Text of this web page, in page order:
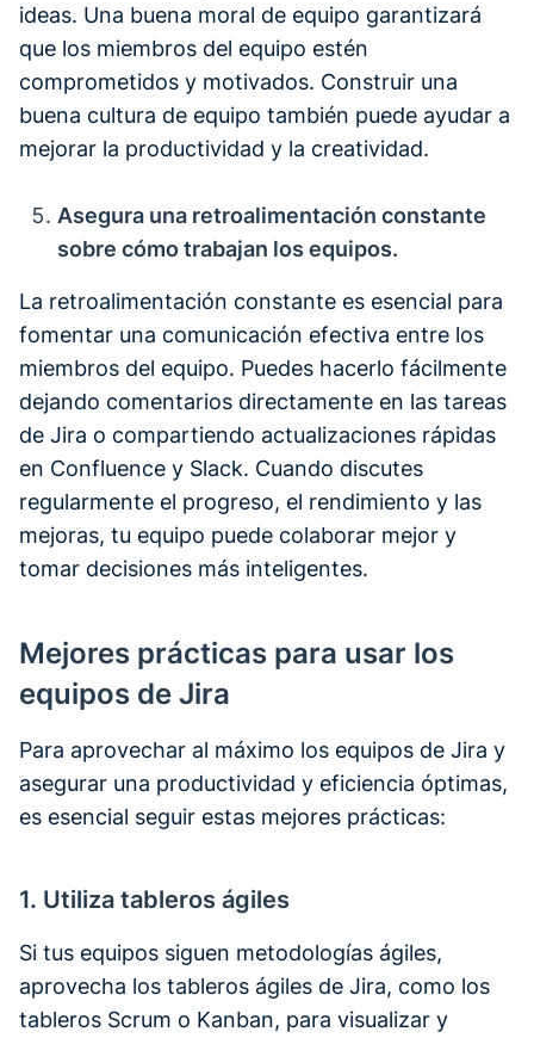
ideas. Una buena moral de equipo garantizará
que los miembros del equipo estén
comprometidos y motivados. Construir una
buena cultura de equipo también puede ayudar a
mejorar la productividad y la creatividad.
‍Asegura una retroalimentación constante
sobre cómo trabajan los equipos.
La retroalimentación constante es esencial para
fomentar una comunicación efectiva entre los
miembros del equipo. Puedes hacerlo fácilmente
dejando comentarios directamente en las tareas
de Jira o compartiendo actualizaciones rápidas
en Confluence y Slack. Cuando discutes
regularmente el progreso, el rendimiento y las
mejoras, tu equipo puede colaborar mejor y
tomar decisiones más inteligentes.
Mejores prácticas para usar los
equipos de Jira
Para aprovechar al máximo los equipos de Jira y
asegurar una productividad y eficiencia óptimas,
es esencial seguir estas mejores prácticas:
1. Utiliza tableros ágiles
Si tus equipos siguen metodologías ágiles,
aprovecha los tableros ágiles de Jira, como los
tableros Scrum o Kanban, para visualizar y